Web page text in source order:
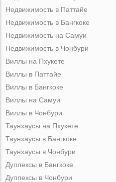
Недвижимость в Паттайе
Недвижимость в Бангкоке
Недвижимость на Самуи
Недвижимость в Чонбури
Виллы на Пхукете
Виллы в Паттайе
Виллы в Бангкоке
Виллы на Самуи
Виллы в Чонбури
Таунхаусы на Пхукете
Таунхаусы в Бангкоке
Таунхаусы в Чонбури
Дуплексы в Бангкоке
Дуплексы в Чонбури